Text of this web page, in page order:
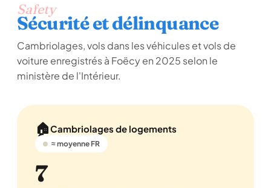
Safety
Sécurité et délinquance
Cambriolages, vols dans les véhicules et vols de
voiture enregistrés à Foëcy en 2025 selon le
ministère de l'Intérieur.
🏠Cambriolages de logements
≈ moyenne FR
7